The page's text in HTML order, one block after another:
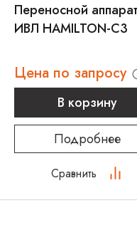
Переносной аппарат
ИВЛ HAMILTON-C3
Цена по запросу
В корзину
Подробнее
Сравнить